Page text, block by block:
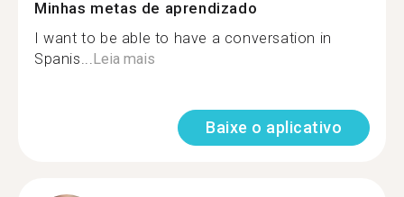
Minhas metas de aprendizado
I want to be able to have a conversation in
Spanis...Leia mais
Baixe o aplicativo